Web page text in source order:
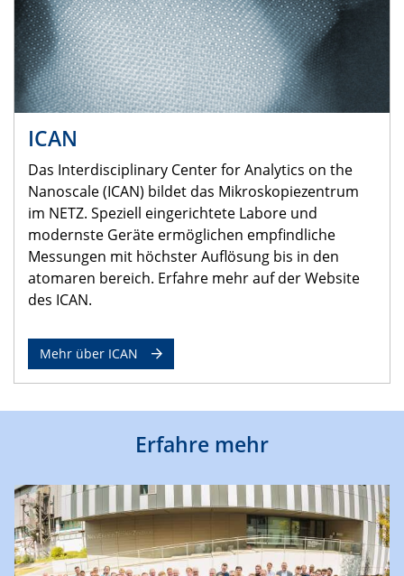
ICAN
Das Interdisciplinary Center for Analytics on the
Nanoscale (ICAN) bildet das Mikroskopiezentrum
im NETZ. Speziell eingerichtete Labore und
modernste Geräte ermöglichen empfindliche
Messungen mit höchster Auflösung bis in den
atomaren bereich. Erfahre mehr auf der Website
des ICAN.
Mehr über ICAN
Erfahre mehr